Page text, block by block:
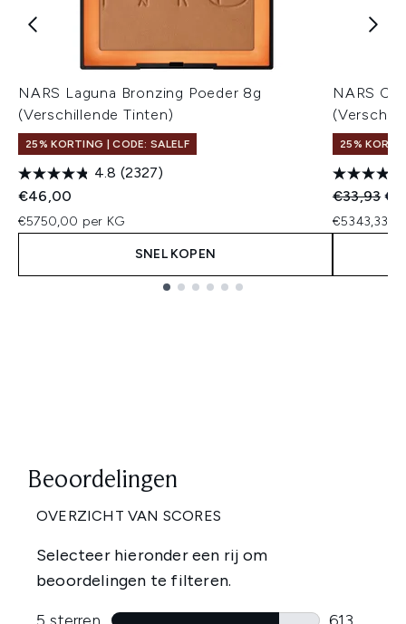
NARS Laguna Bronzing Poeder 8g
(Verschillende Tinten)
25% KORTING | CODE: SALELF
4.8 (2327)
€46,00
€5750,00 per KG
SNEL KOPEN
NARS
25%
€33,93
€5343,33